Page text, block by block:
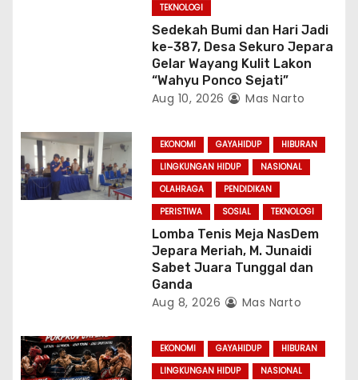
TEKNOLOGI
Sedekah Bumi dan Hari Jadi
ke-387, Desa Sekuro Jepara
Gelar Wayang Kulit Lakon
“Wahyu Ponco Sejati”
Aug 10, 2026 Mas Narto
EKONOMI GAYAHIDUP
HIBURAN
LINGKUNGAN HIDUP
NASIONAL
OLAHRAGA
PENDIDIKAN
PERISTIWA
SOSIAL TEKNOLOGI
Lomba Tenis Meja NasDem
Jepara Meriah, M. Junaidi
Sabet Juara Tunggal dan
Ganda
Aug 8, 2026 Mas Narto
EKONOMI GAYAHIDUP
HIBURAN
LINGKUNGAN HIDUP
NASIONAL